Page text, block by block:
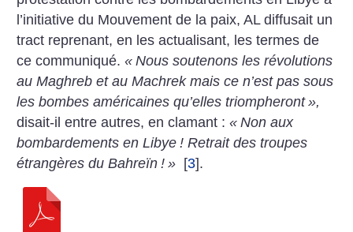
l’initiative du Mouvement de la paix, AL diffusait un
tract reprenant, en les actualisant, les termes de
ce communiqué.« Nous soutenons les révolutions
au Maghreb et au Machrek mais ce n’est pas sous
les bombes américaines qu’elles triompheront »,
disait-il entre autres, en clamant :« Non aux
bombardements en Libye ! Retrait des troupes
étrangères du Bahreïn ! » [3].